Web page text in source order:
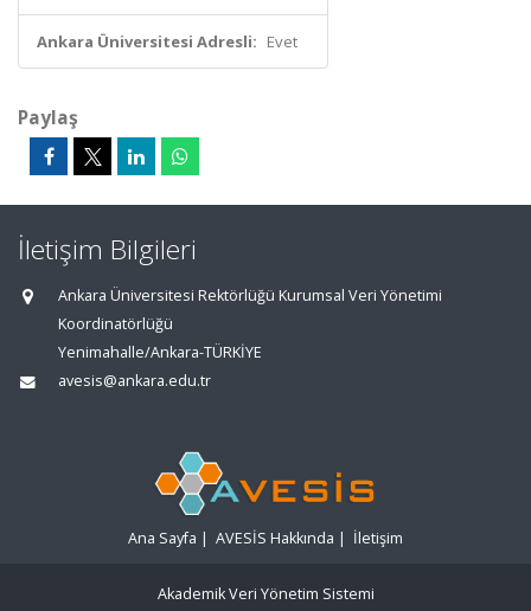
Ankara Üniversitesi Adresli: Evet
Paylaş
İletişim Bilgileri
Ankara Üniversitesi Rektörlüğü Kurumsal Veri Yönetimi
Koordinatörlüğü
Yenimahalle/Ankara-TÜRKİYE
avesis@ankara.edu.tr
Ana Sayfa | AVESİS Hakkında | İletişim
Akademik Veri Yönetim Sistemi